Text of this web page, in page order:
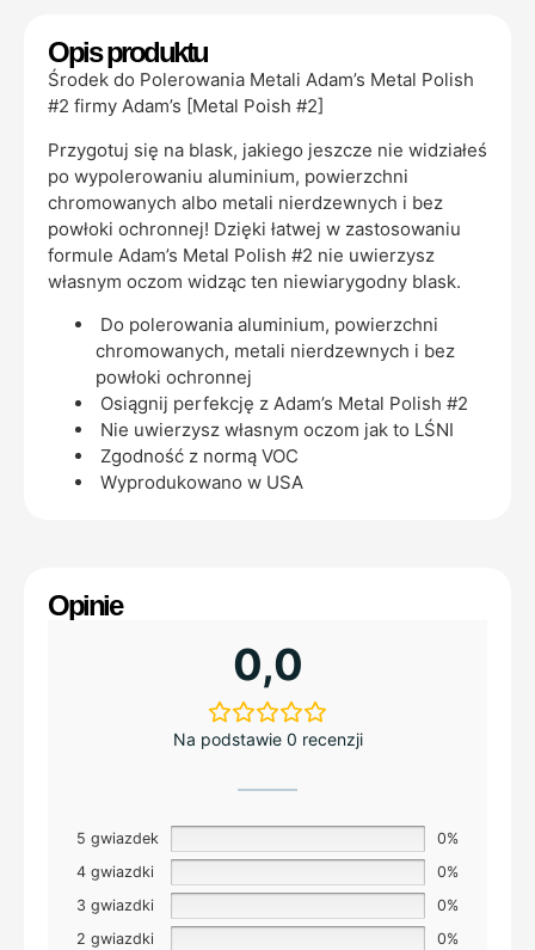
Opis produktu
Środek do Polerowania Metali Adam’s Metal Polish
#2 firmy Adam’s [Metal Poish #2]
Przygotuj się na blask, jakiego jeszcze nie widziałeś
po wypolerowaniu aluminium, powierzchni
chromowanych albo metali nierdzewnych i bez
powłoki ochronnej! Dzięki łatwej w zastosowaniu
formule Adam’s Metal Polish #2 nie uwierzysz
własnym oczom widząc ten niewiarygodny blask.
Do polerowania aluminium, powierzchni
chromowanych, metali nierdzewnych i bez
powłoki ochronnej
Osiągnij perfekcję z Adam’s Metal Polish #2
Nie uwierzysz własnym oczom jak to LŚNI
Zgodność z normą VOC
Wyprodukowano w USA
Opinie
0,0
Na podstawie 0 recenzji
5 gwiazdek
0%
4 gwiazdki
0%
3 gwiazdki
0%
2 gwiazdki
0%